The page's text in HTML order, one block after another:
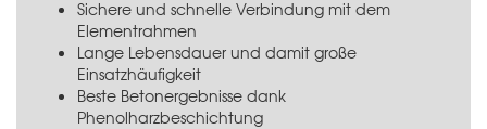
Sichere und schnelle Verbindung mit dem
Elementrahmen
Lange Lebensdauer und damit große
Einsatzhäufigkeit
Beste Betonergebnisse dank
Phenolharzbeschichtung